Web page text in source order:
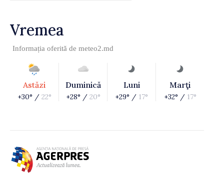
Vremea
Informația oferită de meteo2.md
Astăzi
+30° / 22°
Duminică
+28° / 20°
Luni
+29° / 17°
Marţi
+32° / 17°